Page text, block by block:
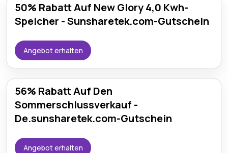
50% Rabatt Auf New Glory 4,0 Kwh-
Speicher - Sunsharetek.com-Gutschein
Angebot erhalten
56% Rabatt Auf Den
Sommerschlussverkauf -
De.sunsharetek.com-Gutschein
Angebot erhalten